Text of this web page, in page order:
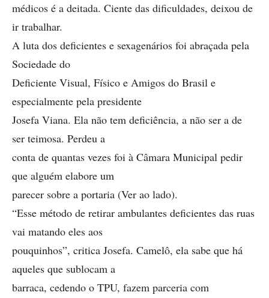
médicos é a deitada. Ciente das dificuldades, deixou de
ir trabalhar.
A luta dos deficientes e sexagenários foi abraçada pela
Sociedade do
Deficiente Visual, Físico e Amigos do Brasil e
especialmente pela presidente
Josefa Viana. Ela não tem deficiência, a não ser a de
ser teimosa. Perdeu a
conta de quantas vezes foi à Câmara Municipal pedir
que alguém elabore um
parecer sobre a portaria (Ver ao lado).
“Esse método de retirar ambulantes deficientes das ruas
vai matando eles aos
pouquinhos”, critica Josefa. Camelô, ela sabe que há
aqueles que sublocam a
barraca, cedendo o TPU, fazem parceria com